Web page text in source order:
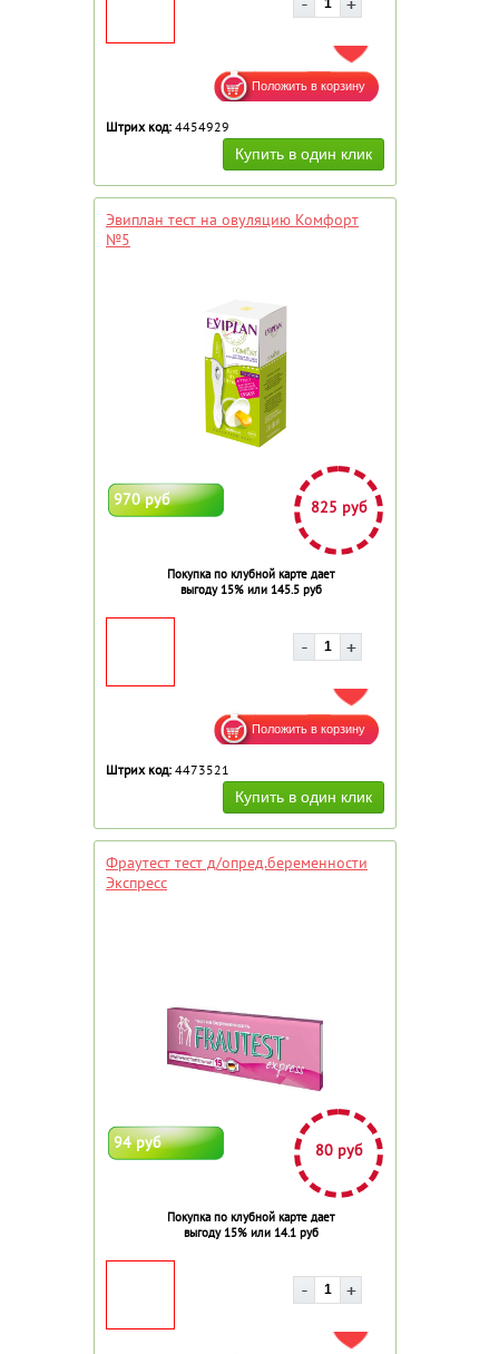
ДОБАВИТЬ В ИЗБРАННОЕ
Штрих код: 4454929
Эвиплан тест на овуляцию Комфорт
№5
970 руб 825 руб
Покупка по клубной карте дает
выгоду 15% или 145.5 руб
ДОБАВИТЬ В ИЗБРАННОЕ
Штрих код: 4473521
Фраутест тест д/опред.беременности
Экспресс
94 руб 80 руб
Покупка по клубной карте дает
выгоду 15% или 14.1 руб
ДОБАВИТЬ В ИЗБРАННОЕ